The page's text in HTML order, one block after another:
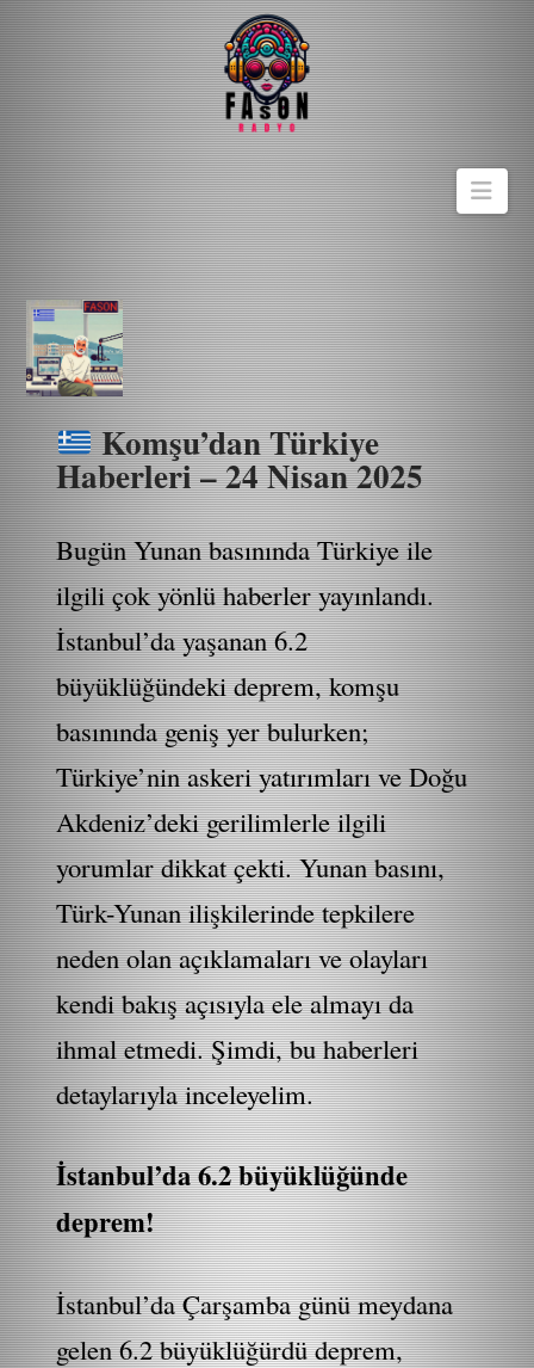
Komşu’dan Türkiye
Haberleri – 24 Nisan 2025
Bugün Yunan basınında Türkiye ile
ilgili çok yönlü haberler yayınlandı.
İstanbul’da yaşanan 6.2
büyüklüğündeki deprem, komşu
basınında geniş yer bulurken;
Türkiye’nin askeri yatırımları ve Doğu
Akdeniz’deki gerilimlerle ilgili
yorumlar dikkat çekti. Yunan basını,
Türk-Yunan ilişkilerinde tepkilere
neden olan açıklamaları ve olayları
kendi bakış açısıyla ele almayı da
ihmal etmedi. Şimdi, bu haberleri
detaylarıyla inceleyelim.
İstanbul’da 6.2 büyüklüğünde
deprem!
İstanbul’da Çarşamba günü meydana
gelen 6.2 büyüklüğürdü deprem,